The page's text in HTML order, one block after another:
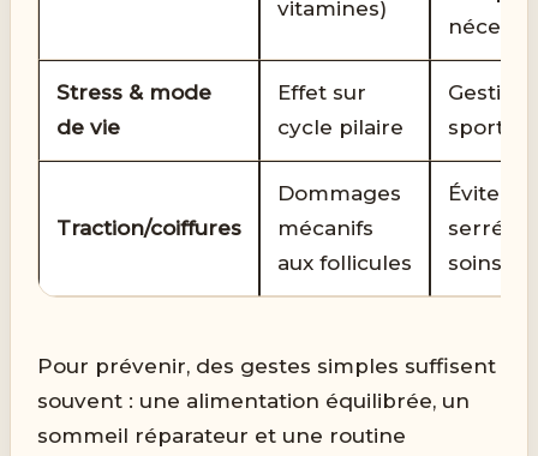
vitamines)
Stress & mode
de vie
Effet sur
cycle pilaire
Gestion
sport,
Traction/coiffures
Dommages
mécanifs
aux follicules
Éviter
soins
Pour prévenir, des gestes simples suffisent
souvent : une alimentation équilibrée, un
sommeil réparateur et une routine